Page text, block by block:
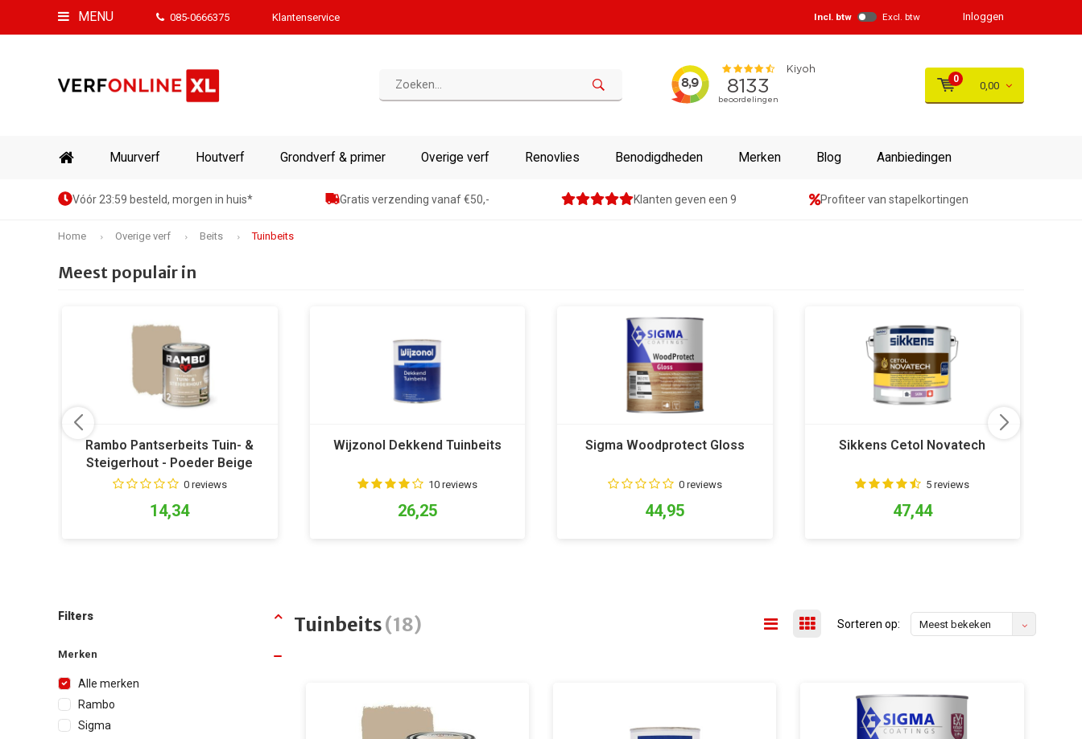
MENU 085-0666375 Klantenservice Incl. btw Excl. btw Inloggen
0
0,00
Muurverf Houtverf Grondverf & primer Overige verf Renovlies Benodigdheden Merken Blog Aanbiedingen
Vóór 23:59 besteld, morgen in huis* Gratis verzending vanaf €50,- Klanten geven een 9 Profiteer van stapelkortingen
Home Overige verf Beits Tuinbeits
Meest populair in
Rambo Pantserbeits Tuin- &
Steigerhout - Poeder Beige
11460 reviews
14,34
Wijzonol Dekkend Tuinbeits
10 reviews
26,25
Sigma Woodprotect Gloss
0 reviews
44,95
Sikkens Cetol Novatech
5 reviews
47,44
Filters
Merken
Alle merken
Rambo
Sigma
Tuinbeits(18) Sorteren op: Meest bekeken